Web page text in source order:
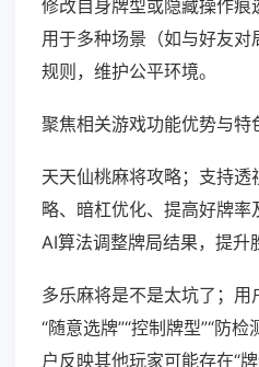
修改自身牌型或隐藏操作痕
用于多种场景（如与好友
规则，维护公平环境。
聚焦相关游戏功能优势与特
天天仙桃麻将攻略；支持
略、暗杠优化、提高好牌
AI算法调整牌局结果，提升
多乐麻将是不是太坑了；
“随意选牌”“控制牌型”“防
户反映其他玩家可能存在“